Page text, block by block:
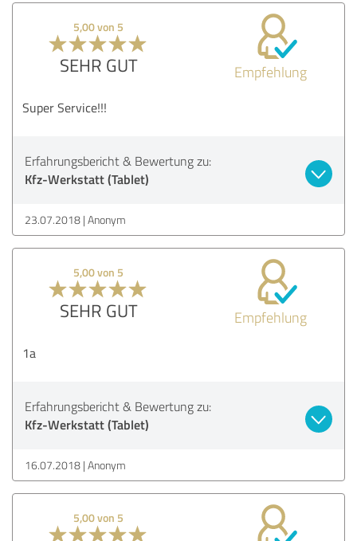
5,00 von 5
SEHR GUT Empfehlung
Super Service!!!
Erfahrungsbericht & Bewertung zu:
Kfz-Werkstatt (Tablet)
23.07.2018 Anonym
5,00 von 5
SEHR GUT Empfehlung
1a
Erfahrungsbericht & Bewertung zu:
Kfz-Werkstatt (Tablet)
16.07.2018 Anonym
5,00 von 5